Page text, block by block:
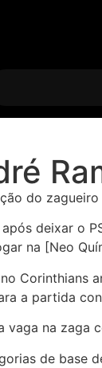
do
deixar o
na [Neo
a partida
na zaga
de base